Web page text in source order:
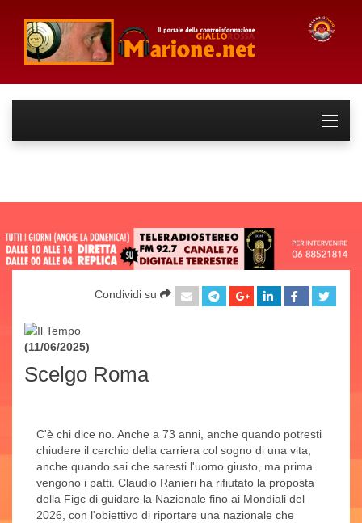
Condividi su
(11/06/2025)
Scelgo Roma
C'è chi dice no. Anche a 73 anni, anche quando potresti
chiudere il cerchio della carriera col sogno di una vita,
anche quando sai che saresti l'uomo giusto, ma prima
vengono i patti. Claudio Ranieri ha rifiutato la proposta
della Figc di guidare la Nazionale fino ai Mondiali del
2026, con l'obiettivo di riportare una nazionale che